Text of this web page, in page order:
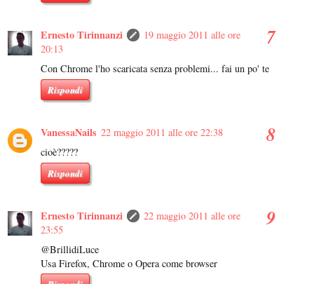
Ernesto Tirinnanzi
19 maggio 2011 alle ore
20:13
Con Chrome l'ho scaricata senza problemi... fai un po' te
Rispondi
VanessaNails 22 maggio 2011 alle ore 22:38
cioè?????
Rispondi
Ernesto Tirinnanzi
22 maggio 2011 alle ore
23:55
@BrillidiLuce
Usa Firefox, Chrome o Opera come browser